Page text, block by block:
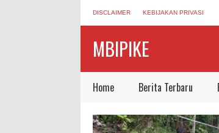
DISCLAIMER KEBIJAKAN PRIVASI
MBIPIKE
Home Berita Terbaru